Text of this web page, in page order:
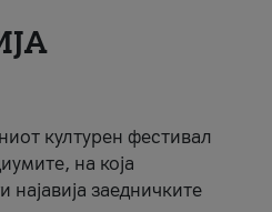
културен фестивал
на која
најавија заедничките